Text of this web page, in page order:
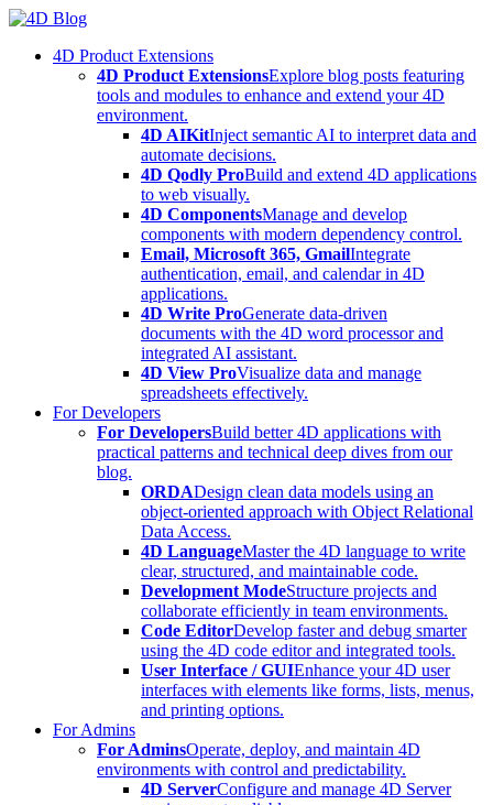
Skip
content4D Product Extensions
4D Product ExtensionsExplore blog posts featuring
tools and modules to enhance and extend your 4D
environment.
4D AIKitInject semantic AI to interpret data and
automate decisions.
4D Qodly ProBuild and extend 4D applications
to web visually.
4D ComponentsManage and develop
components with modern dependency control.
Email, Microsoft 365, GmailIntegrate
authentication, email, and calendar in 4D
applications.
4D Write ProGenerate data-driven
documents with the 4D word processor and
integrated AI assistant.
4D View ProVisualize data and manage
spreadsheets effectively.
For Developers
For DevelopersBuild better 4D applications with
practical patterns and technical deep dives from our
blog.
ORDADesign clean data models using an
object-oriented approach with Object Relational
Data Access.
4D LanguageMaster the 4D language to write
clear, structured, and maintainable code.
Development ModeStructure projects and
collaborate efficiently in team environments.
Code EditorDevelop faster and debug smarter
using the 4D code editor and integrated tools.
User Interface / GUIEnhance your 4D user
interfaces with elements like forms, lists, menus,
and printing options.
For Admins
For AdminsOperate, deploy, and maintain 4D
environments with control and predictability.
4D ServerConfigure and manage 4D Server